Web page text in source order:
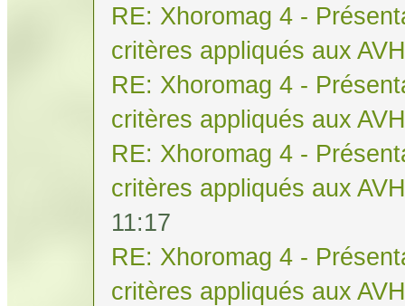
RE: Xhoromag 4 -
critères appliqués aux AVH
RE: Xhoromag 4 -
critères appliqués aux AVH
RE: Xhoromag 4 -
critères appliqués aux AVH
11:17
RE: Xhoromag 4 -
critères appliqués aux AVH